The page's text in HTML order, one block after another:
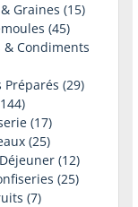
Graines (15)
(45)
& Condiments
Préparés (29)
(17)
(25)
(12)
(25)
(7)